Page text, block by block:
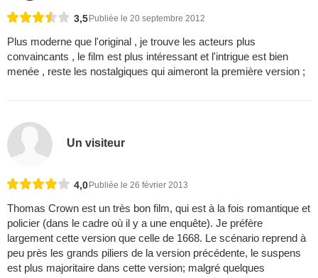
3,5Publiée le 20 septembre 2012
Plus moderne que l'original , je trouve les acteurs plus
convaincants , le film est plus intéressant et l'intrigue est bien
menée , reste les nostalgiques qui aimeront la première version ;
Un visiteur
4,0 Publiée le 26 février 2013
Thomas Crown est un très bon film, qui est à la fois romantique et
policier (dans le cadre où il y a une enquête). Je préfère
largement cette version que celle de 1668. Le scénario reprend à
peu près les grands piliers de la version précédente, le suspens
est plus majoritaire dans cette version; malgré quelques